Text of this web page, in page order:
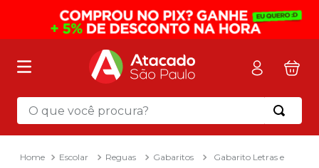
O que você procura?
Escolar Reguas Gabaritos
Gabarito Letras e
Termos mais buscados
mochila